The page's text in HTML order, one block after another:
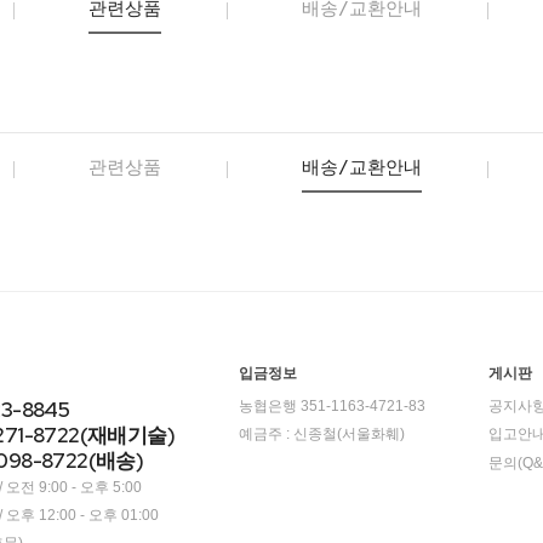
관련상품 배송/교환안내
관련상품 배송/교환안내
8845
8722(재배기술)
8722(배송)
오전 9:00 - 오후 5:00
오후 12:00 - 오후 01:00
입금정보
농협은행 351-1163-4721-83
예금주 : 신종철(서울화훼)
게시판
공지사
입고안
문의